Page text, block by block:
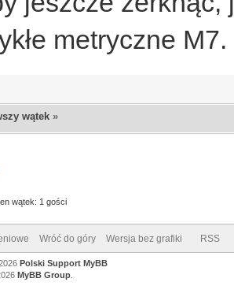
metryczne M7.
wątek »
wątek: 1 gości
Wróć do góry Wersja bez grafiki RSS
Polski Support MyBB
MyBB Group